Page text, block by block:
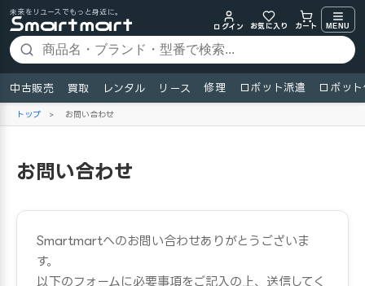
未来をリユースでもっと身近に。
ログイン
お気に入り カート MENU
中古販売 買取 レンタル リース 修理 ロボット派遣 ロボッ
トップ > お問い合わせ
お問い合わせ
Smartmartへのお問い合わせありがとうございま
す。
以下のフォームに必要事項をご記入の上、送信してく